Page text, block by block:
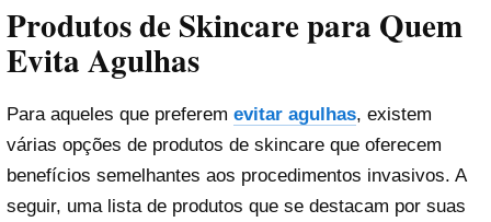
Produtos de Skincare para Quem
Evita Agulhas
Para aqueles que preferem evitar agulhas, existem
várias opções de produtos de skincare que oferecem
benefícios semelhantes aos procedimentos invasivos. A
seguir, uma lista de produtos que se destacam por suas